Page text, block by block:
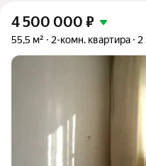
4 500 000 ₽
55,5 м² 2-комн. квартира 2